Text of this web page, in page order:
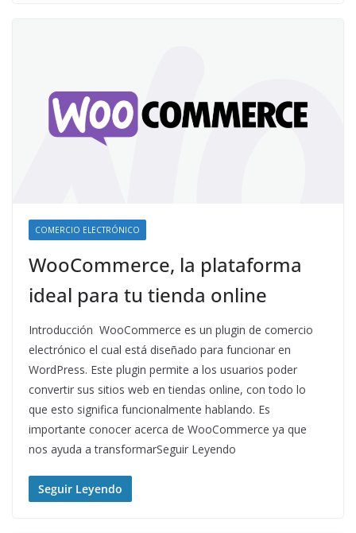
COMERCIO ELECTRÓNICO
WooCommerce, la plataforma
ideal para tu tienda online
Introducción WooCommerce es un plugin de comercio
electrónico el cual está diseñado para funcionar en
WordPress. Este plugin permite a los usuarios poder
convertir sus sitios web en tiendas online, con todo lo
que esto significa funcionalmente hablando. Es
importante conocer acerca de WooCommerce ya que
nos ayuda a transformarSeguir Leyendo
Seguir Leyendo